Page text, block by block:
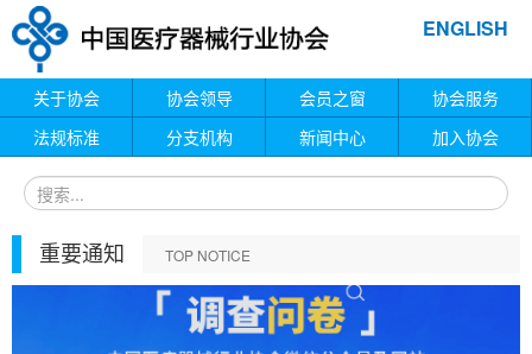
ENGLISH
关于协会 协会领导 会员之窗
协会服务
法规标准
分支机构 新闻中心 加入协会
重要通知 TOP NOTICE